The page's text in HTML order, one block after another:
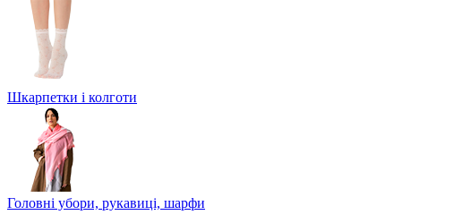
Шкарпетки і колготи
Головні убори, рукавиці, шарфи